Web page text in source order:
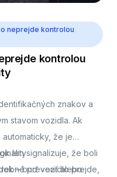
neprejde kontrolou
kontrolou
znakov a
stavom vozidla. Ak
že je
len signalizuje, že boli
preveriť alebo
– buď vozidlo prejde,